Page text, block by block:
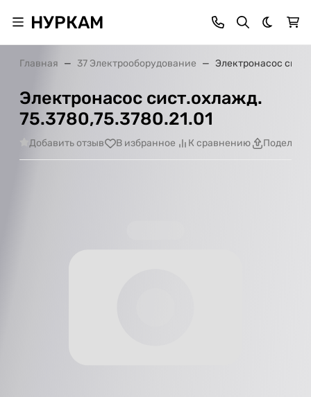
НУРКАМ Темная
Главная 37 Электрооборудование Электронасос
Электронасос сист.охлажд.
75.3780,75.3780.21.01
Добавить отзыв В избранное К сравнению